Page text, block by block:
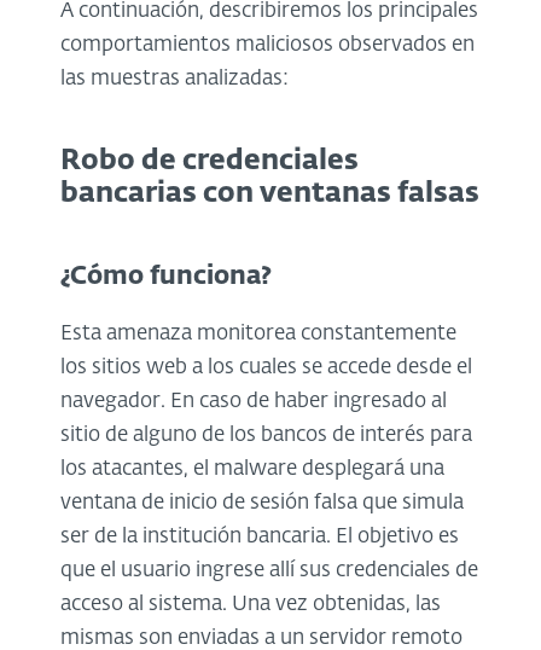
A continuación, describiremos los principales
comportamientos maliciosos observados en
las muestras analizadas:
Robo de credenciales
bancarias con ventanas falsas
¿Cómo funciona?
Esta amenaza monitorea constantemente
los sitios web a los cuales se accede desde el
navegador. En caso de haber ingresado al
sitio de alguno de los bancos de interés para
los atacantes, el malware desplegará una
ventana de inicio de sesión falsa que simula
ser de la institución bancaria. El objetivo es
que el usuario ingrese allí sus credenciales de
acceso al sistema. Una vez obtenidas, las
mismas son enviadas a un servidor remoto